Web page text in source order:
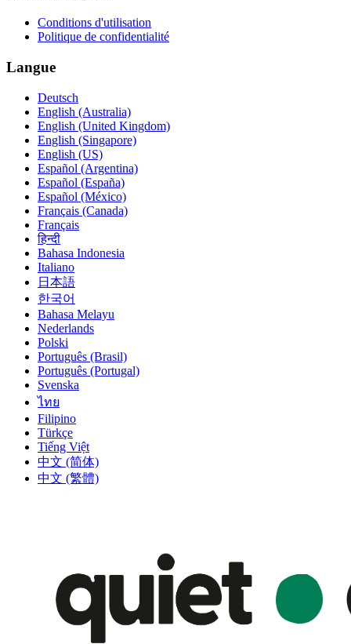
Conditions d'utilisation
Politique de confidentialité
Langue
Deutsch
English (Australia)
English (United Kingdom)
English (Singapore)
English (US)
Español (Argentina)
Español (España)
Español (México)
Français (Canada)
Français
हिन्दी
Bahasa Indonesia
Italiano
日本語
한국어
Bahasa Melayu
Nederlands
Polski
Português (Brasil)
Português (Portugal)
Svenska
ไทย
Filipino
Türkçe
Tiếng Việt
中文 (简体)
中文 (繁體)